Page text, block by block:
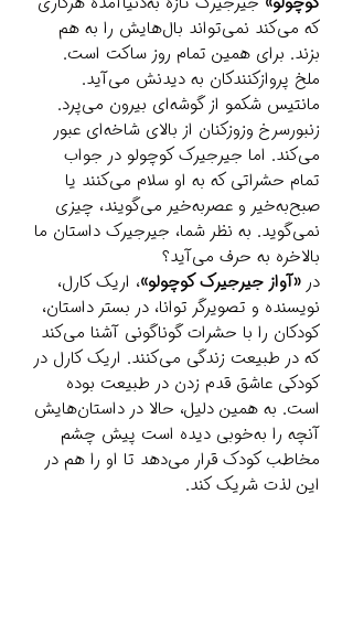
که می‌کند نمی‌تواند بال‌هایش را به هم
بزند. برای همین تمام روز ساکت است.
ملخ پروازکنندکان به دیدنش می‌آید.
مانتیس شکمو از گوشه‌ای بیرون می‌پرد.
زنبورسرخ وزوزکنان از بالای شاخه‌ای عبور
می‌کند. اما جیرجیرک کوچولو در جواب
تمام حشراتی که به او سلام می‌کنند یا
صبح‌به‌خیر و عصر‌به‌خیر می‌گویند، چیزی
نمی‌گوید. به نظر شما، جیرجیرک داستان ما
بالاخره به حرف می‌آید؟
در «آواز جیرجیرک کوچولو»، اریک کارل،
نویسنده و تصویرگر توانا، در بستر داستان،
کودکان را با حشرات گوناگونی آشنا می‌کند
که در طبیعت زندگی می‌کنند. اریک کارل در
کودکی عاشق قدم زدن در طبیعت بوده
است. به همین دلیل، حالا در داستان‌هایش
آنچه را به‌خوبی دیده است پیش چشم
مخاطب کودک قرار می‌دهد تا او را هم در
این لذت شریک کند.